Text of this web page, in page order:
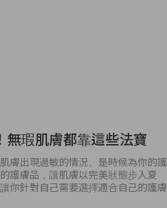
無瑕肌膚都靠這些法寶
膚出現過敏的情況。是時候為你的護
護膚品，讓肌膚以完美狀態步入夏
你針對自己需要選擇適合自己的護膚